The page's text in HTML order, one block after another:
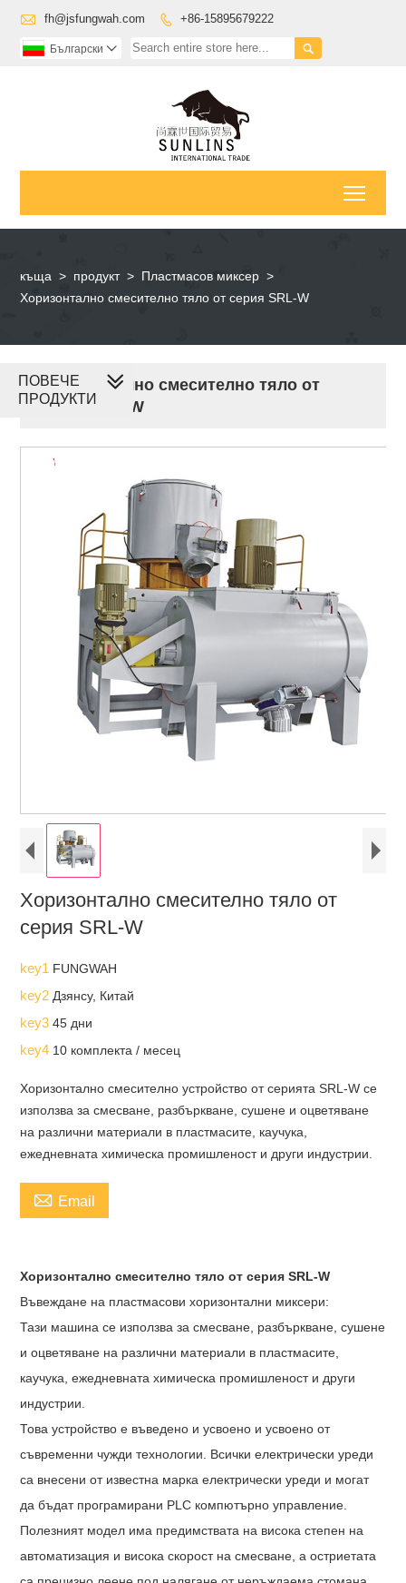
 fh@jsfungwah.com  +86-15895679222

Български 
къща > продукт > Пластмасов миксер >
Хоризонтално смесително тяло от серия SRL-W
Хоризонтално смесително тяло от
серия SRL-W
Хоризонтално смесително тяло от
серия SRL-W
key1 FUNGWAH
key2 Дзянсу, Китай
key345 дни
key4 10 комплекта / месец
Хоризонтално смесително устройство от серията SRL-W се
използва за смесване, разбъркване, сушене и оцветяване
на различни материали в пластмасите, каучука,
ежедневната химическа промишленост и други индустрии.
 Email
Хоризонтално смесително тяло от серия SRL-W
Въвеждане на пластмасови хоризонтални миксери:
Тази машина се използва за смесване, разбъркване, сушене
и оцветяване на различни материали в пластмасите,
каучука, ежедневната химическа промишленост и други
индустрии.
Това устройство е въведено и усвоено и усвоено от
съвременни чужди технологии. Всички електрически уреди
са внесени от известна марка електрически уреди и могат
да бъдат програмирани PLC компютърно управление.
Полезният модел има предимствата на висока степен на
автоматизация и висока скорост на смесване, а остриетата
ПОВЕЧЕ
ПРОДУКТИ